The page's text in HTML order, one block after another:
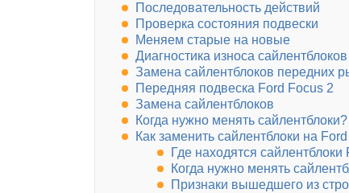
Последовательность действий
Проверка состояния подвески
Меняем старые на новые
Диагностика износа
Замена сайлентблоков передних
Передняя подвеска Ford Focus 2
Замена сайлентблоков
Когда нужно менять сайлентблоки?
Как заменить сайлентблоки на
Где находятся сайлентблоки
Когда нужно менять
Признаки вышедшего из